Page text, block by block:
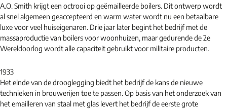
A.O. Smith krijgt een octrooi op geëmailleerde boilers. Dit ontwerp wordt
al snel algemeen geaccepteerd en warm water wordt nu een betaalbare
luxe voor veel huiseigenaren. Drie jaar later begint het bedrijf met de
massaproductie van boilers voor woonhuizen, maar gedurende de 2e
Wereldoorlog wordt alle capaciteit gebruikt voor militaire producten.
1933
Het einde van de drooglegging biedt het bedrijf de kans de nieuwe
technieken in brouwerijen toe te passen. Op basis van het onderzoek van
het emailleren van staal met glas levert het bedrijf de eerste grote